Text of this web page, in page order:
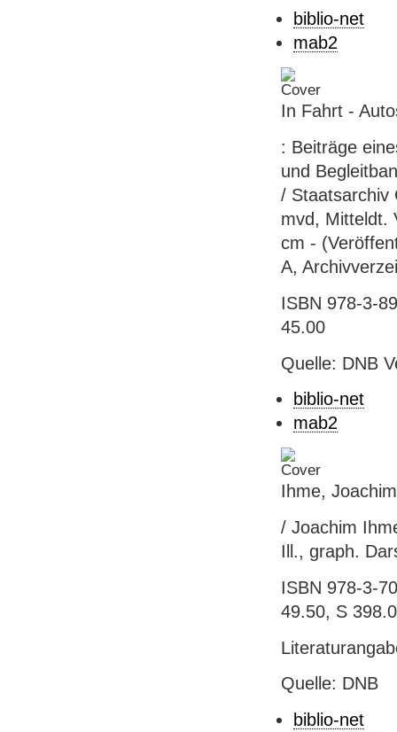
biblio-net
mab2
In Fahrt -
: Beiträge
und
/ Staatsarchiv
mvd, Mitteldt.
cm -
A,
ISBN 978-3-
45.00
Quelle: DNB
biblio-net
mab2
Ihme,
/ Joachim
Ill., graph.
ISBN 978-3-
49.50, S
Quelle: DNB
biblio-net